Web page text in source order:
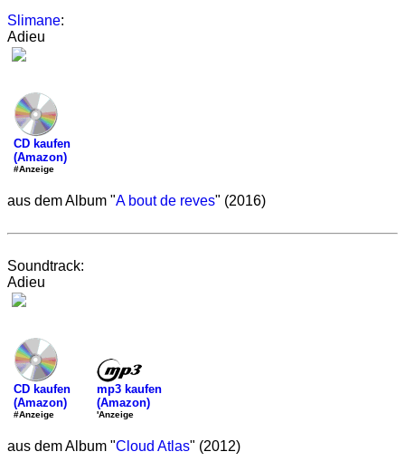
Slimane:
Adieu
CD kaufen
(Amazon)
#Anzeige
aus dem Album "A bout de reves" (2016)
Soundtrack:
Adieu
CD kaufen
(Amazon)
#Anzeige
mp3 kaufen
(Amazon)
'Anzeige
aus dem Album "Cloud Atlas" (2012)